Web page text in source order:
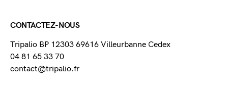
CONTACTEZ-NOUS
Tripalio BP 12303 69616 Villeurbanne Cedex
04 81 65 33 70
contact@tripalio.fr